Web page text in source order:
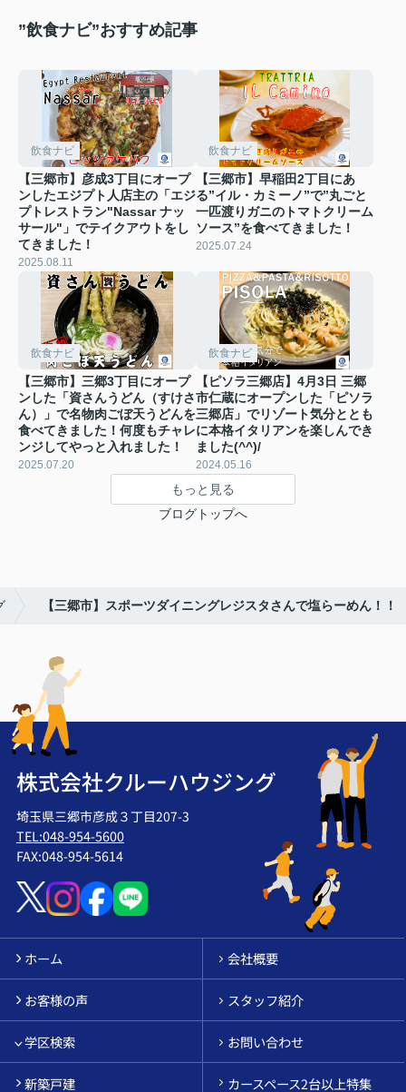
”飲食ナビ”おすすめ記事
飲食ナビ
【三郷市】彦成3丁目にオープ
ンしたエジプト人店主の「エジ
プトレストラン"Nassar ナッ
サール"」でテイクアウトをし
てきました！
2025.08.11
飲食ナビ
【三郷市】早稲田2丁目にあ
る”イル・カミーノ”で”丸ごと
一匹渡りガニのトマトクリーム
ソース”を食べてきました！
2025.07.24
飲食ナビ
【三郷市】三郷3丁目にオープ
ンした「資さんうどん（すけさ
ん）」で名物肉ごぼ天うどんを
食べてきました！何度もチャレ
ンジしてやっと入れました！
2025.07.20
飲食ナビ
【ピソラ三郷店】4月3日 三郷
市仁蔵にオープンした「ピソラ
三郷店」でリゾート気分ととも
に本格イタリアンを楽しんでき
ました(^^)/
2024.05.16
もっと見る
ブログトップへ
【三郷市】スポーツダイニングレジスタさんで塩らーめん！！
株式会社クルーハウジング
埼玉県三郷市彦成３丁目207-3
TEL:048-954-5600
FAX:048-954-5614
ホーム 会社概要
お客様の声 スタッフ紹介
学区検索 お問い合わせ
新築戸建 カースペース2台以上特集